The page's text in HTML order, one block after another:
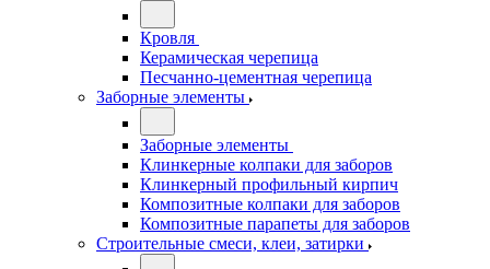
Кровля
Керамическая черепица
Песчанно-цементная черепица
Заборные элементы
Заборные элементы
Клинкерные колпаки для заборов
Клинкерный профильный кирпич
Композитные колпаки для заборов
Композитные парапеты для заборов
Строительные смеси, клеи, затирки